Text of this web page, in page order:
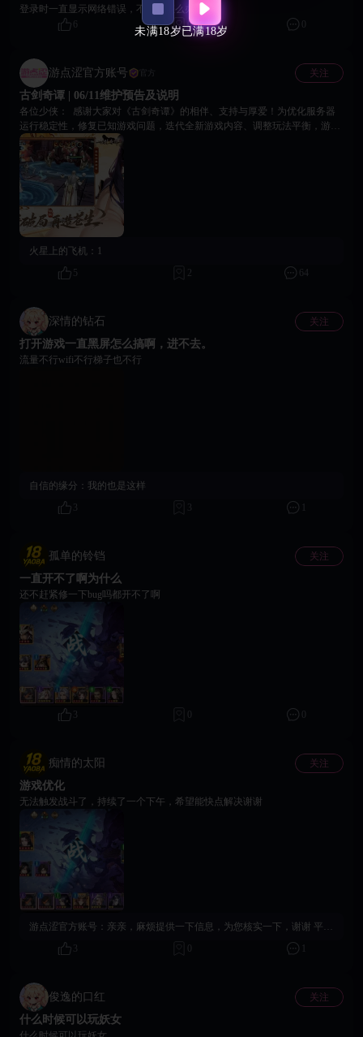
登录时一直显示网络错误，不让登怎么办
6
0 0
游点涩官方账号 官方 关注
古剑奇谭 | 06/11维护预告及说明
各位少侠： 感谢大家对《古剑奇谭》的相伴、支持与厚爱！为优化服务器
运行稳定性，修复已知游戏问题，迭代全新游戏内容、调整玩法平衡，游戏
将开启全服停机维护工作，具体安排如下： 🔹维护时间 2026 年 6 月 11 日
23:00 — 6 月 12 日 12:00 * 本次维护时长会根据实际更新进度灵活调整，可
能提前开服或小幅顺延，敬请留意后续官方通知。请各位少侠提前安排游戏
时间，防止角色数据丢失、进度回档等异常情况发生。 🔹补偿说明 维护结
束服务器开服后，我们将通过游戏内邮件统一发放维护补偿福利，可自行前
往邮箱查收领取。若维护期间有任何疑问，可通过官方客服渠道反馈咨询。
再次感谢各位的理解与耐心等候，祝诸位御剑行侠，寻仙顺遂！ 《古剑奇
火星上的飞机： 1
5
2 64
深情的钻石 关注
打开游戏一直黑屏怎么搞啊，进不去。
流量不行wifi不行梯子也不行
自信的缘分： 我的也是这样
孤单的铃铛 关注
一直开不了啊为什么
还不赶紧修一下bug吗都开不了啊
3 0 0
痴情的太阳 关注
游戏优化
无法触发战斗了，持续了一个下午，希望能快点解决谢谢
游点涩官方账号： 亲亲，麻烦提供一下信息，为您核实一下，谢谢 平台ID: 游戏ID： 游戏版本： 所在区服： 设备系统： 问题描述： 问题截图或者录屏：
俊逸的口红 关注
什么时候可以玩妖女
未满18岁已满18岁